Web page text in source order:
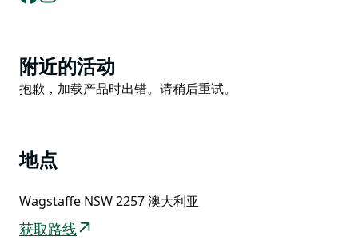
Product
List
附近的活动
Product
抱歉，加载产品时出错。请稍后重试。
地点
Wagstaffe NSW 2257 澳大利亚
获取路线